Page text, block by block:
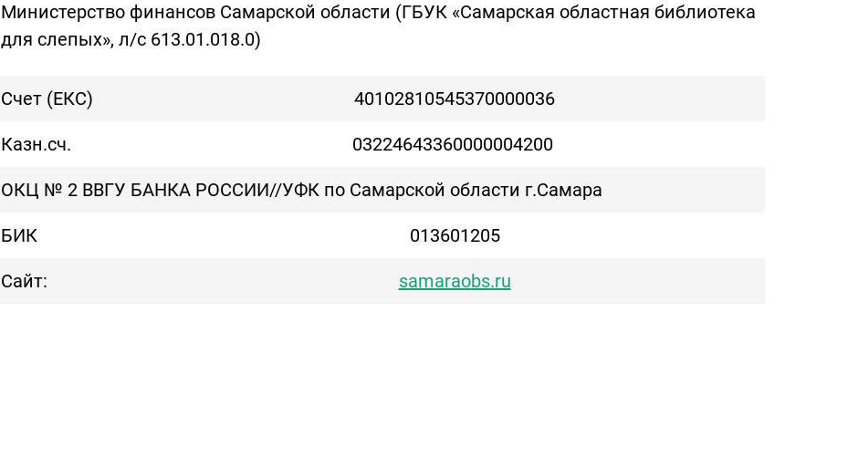
Министерство финансов Самарской области (ГБУК «Самарская областная библиотека
для слепых», л/с 613.01.018.0)
Счет (ЕКС) 40102810545370000036
Казн.сч. 03224643360000004200
ОКЦ № 2 ВВГУ БАНКА РОССИИ//УФК по Самарской области г.Самара
БИК 013601205
Сайт: samaraobs.ru